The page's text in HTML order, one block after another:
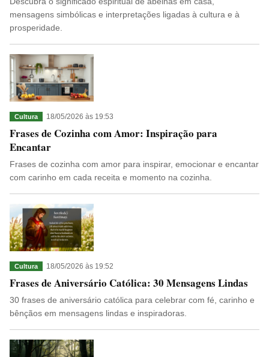
mensagens simbólicas e interpretações ligadas à cultura e à
prosperidade.
Cultura 18/05/2026 às 19:53
Frases de Cozinha com Amor: Inspiração para
Encantar
Frases de cozinha com amor para inspirar, emocionar e encantar
com carinho em cada receita e momento na cozinha.
Cultura 18/05/2026 às 19:52
Frases de Aniversário Católica: 30 Mensagens Lindas
30 frases de aniversário católica para celebrar com fé, carinho e
bênçãos em mensagens lindas e inspiradoras.